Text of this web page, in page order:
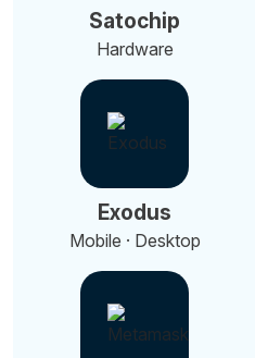
Satochip
Hardware
Exodus
Mobile · Desktop